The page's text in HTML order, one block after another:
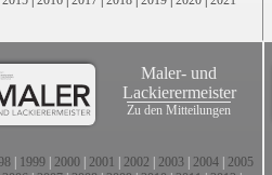
Maler- und
Lackierermeister
Zu den Mitteilungen
1999 2000 2001 2002 2003 2004 2005